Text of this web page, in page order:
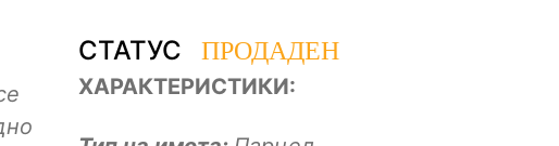
СТАТУС ПРОДАДЕН
ХАРАКТЕРИСТИКИ: